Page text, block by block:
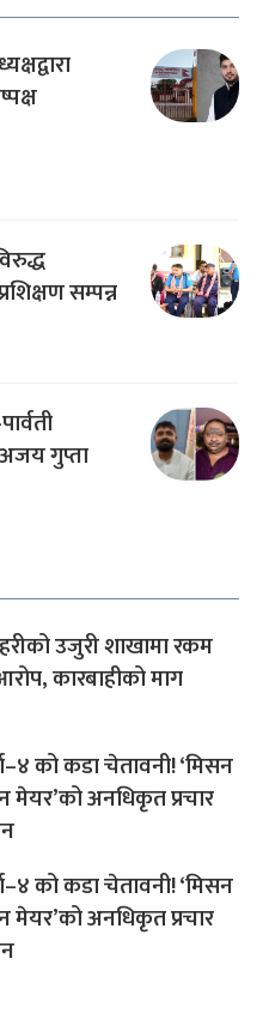
सम्पन्न
गुप्ता
उजुरी शाखामा रकम
कारबाहीको माग
को कडा चेतावनी! ‘मिसन
मेयर’को अनधिकृत प्रचार
को कडा चेतावनी! ‘मिसन
मेयर’को अनधिकृत प्रचार